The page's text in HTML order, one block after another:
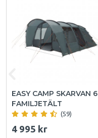
EASY CAMP SKARVAN 6
FAMILJETÄLT
(59)
4 995 kr